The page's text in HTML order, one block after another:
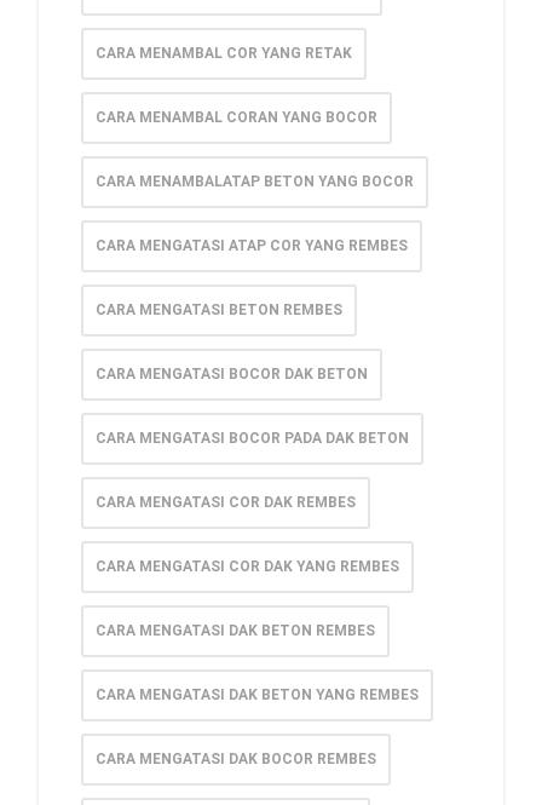
CARA MENAMBAL COR YANG RETAK
CARA MENAMBAL CORAN YANG BOCOR
CARA MENAMBALATAP BETON YANG BOCOR
CARA MENGATASI ATAP COR YANG REMBES
CARA MENGATASI BETON REMBES
CARA MENGATASI BOCOR DAK BETON
CARA MENGATASI BOCOR PADA DAK BETON
CARA MENGATASI COR DAK REMBES
CARA MENGATASI COR DAK YANG REMBES
CARA MENGATASI DAK BETON REMBES
CARA MENGATASI DAK BETON YANG REMBES
CARA MENGATASI DAK BOCOR REMBES